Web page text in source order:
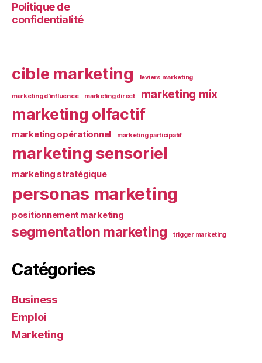
Politique de
confidentialité
cible marketing leviers marketing
marketing d'influence marketing direct marketing mix
marketing olfactif
marketing opérationnel marketing participatif
marketing sensoriel
marketing stratégique
personas marketing
positionnement marketing
segmentation marketing trigger marketing
Catégories
Business
Emploi
Marketing